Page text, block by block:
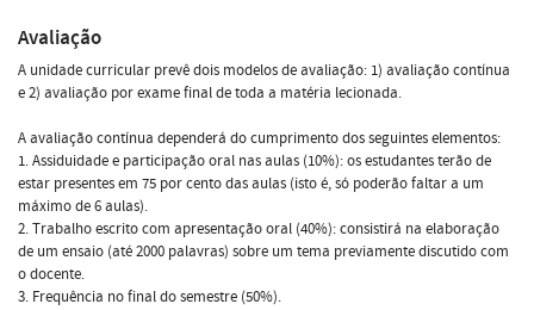
Avaliação
A unidade curricular prevê dois modelos de avaliação: 1) avaliação contínua
e 2) avaliação por exame final de toda a matéria lecionada.
A avaliação contínua dependerá do cumprimento dos seguintes elementos:
1. Assiduidade e participação oral nas aulas (10%): os estudantes terão de
estar presentes em 75 por cento das aulas (isto é, só poderão faltar a um
máximo de 6 aulas).
2. Trabalho escrito com apresentação oral (40%): consistirá na elaboração
de um ensaio (até 2000 palavras) sobre um tema previamente discutido com
o docente.
3. Frequência no final do semestre (50%).